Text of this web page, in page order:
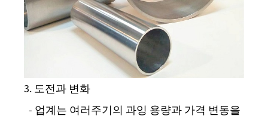
3. 도전과 변화
- 업계는 여러주기의 과잉 용량과 가격 변동을